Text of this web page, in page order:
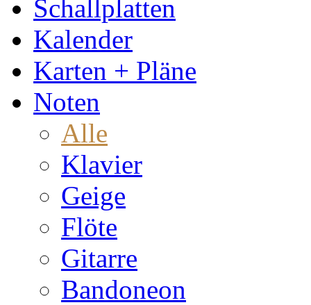
Schallplatten
Kalender
Karten + Pläne
Noten
Alle
Klavier
Geige
Flöte
Gitarre
Bandoneon